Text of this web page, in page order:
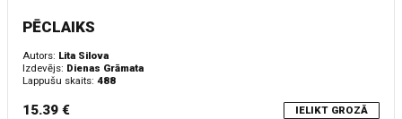
PĒCLAIKS
Autors: Lita Silova
Izdevējs: Dienas Grāmata
Lappušu skaits: 488
15.39 € IELIKT GROZĀ